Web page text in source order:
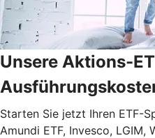
Unsere Aktions-
Starten Sie jetzt Ihren ETF-
Amundi ETF, Invesco, LGIM,